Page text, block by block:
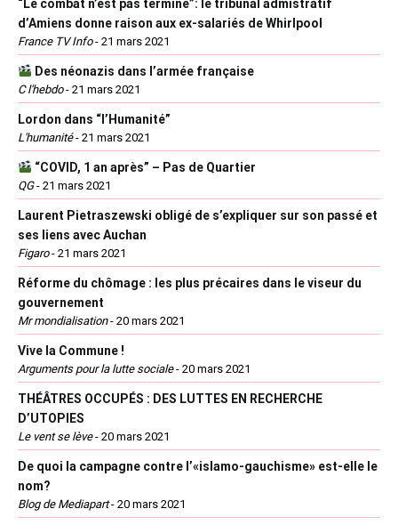
“Le combat n’est pas terminé”: le tribunal admistratif
d’Amiens donne raison aux ex-salariés de Whirlpool
France TV Info- 21 mars 2021
Des néonazis dans l’armée française
C l'hebdo- 21 mars 2021
Lordon dans “l’Humanité”
L'humanité- 21 mars 2021
“COVID, 1 an après” – Pas de Quartier
QG- 21 mars 2021
Laurent Pietraszewski obligé de s’expliquer sur son passé et
ses liens avec Auchan
Figaro- 21 mars 2021
Réforme du chômage : les plus précaires dans le viseur du
gouvernement
Mr mondialisation- 20 mars 2021
Vive la Commune !
Arguments pour la lutte sociale- 20 mars 2021
THÉÂTRES OCCUPÉS : DES LUTTES EN RECHERCHE
D’UTOPIES
Le vent se lève- 20 mars 2021
De quoi la campagne contre l’«islamo-gauchisme» est-elle le
nom?
Blog de Mediapart- 20 mars 2021